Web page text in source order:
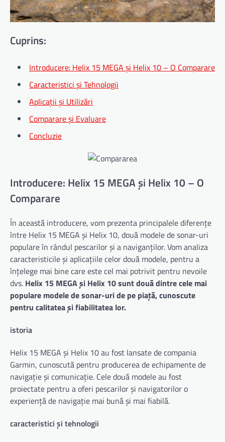
Cuprins:
Introducere: Helix 15 MEGA și Helix 10 – O Comparare
Caracteristici și Tehnologii
Aplicații și Utilizări
Comparare și Evaluare
Concluzie
Introducere: Helix 15 MEGA și Helix 10 – O
Comparare
În această introducere, vom prezenta principalele diferențe
între Helix 15 MEGA și Helix 10, două modele de sonar-uri
populare în rândul pescarilor și a naviganților. Vom analiza
caracteristicile și aplicațiile celor două modele, pentru a
înțelege mai bine care este cel mai potrivit pentru nevoile
dvs. Helix 15 MEGA și Helix 10 sunt două dintre cele mai
populare modele de sonar-uri de pe piață, cunoscute
pentru calitatea și fiabilitatea lor.
istoria
Helix 15 MEGA și Helix 10 au fost lansate de compania
Garmin, cunoscută pentru producerea de echipamente de
navigație și comunicație. Cele două modele au fost
proiectate pentru a oferi pescarilor și navigatorilor o
experiență de navigație mai bună și mai fiabilă.
caracteristici și tehnologii